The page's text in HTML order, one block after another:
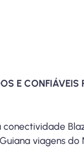
E CONFIÁVEIS
viagens do